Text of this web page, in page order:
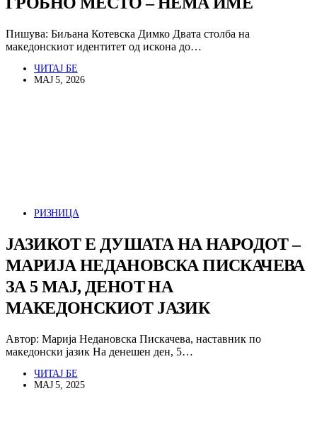
Пишува: Биљана Котевска Димко Двата столба на
македонскиот идентитет од искона до…
ЧИТАЈ БЕ
МАЈ 5, 2026
РИЗНИЦА
ЈАЗИКОТ Е ДУШАТА НА НАРОДОТ –
МАРИЈА НЕДАНОВСКА ПИСКАЧЕВА
ЗА 5 МАЈ, ДЕНОТ НА
МАКЕДОНСКИОТ ЈАЗИК
Автор: Марија Недановска Пискачева, наставник по
македонски јазик На денешен ден, 5…
ЧИТАЈ БЕ
МАЈ 5, 2025